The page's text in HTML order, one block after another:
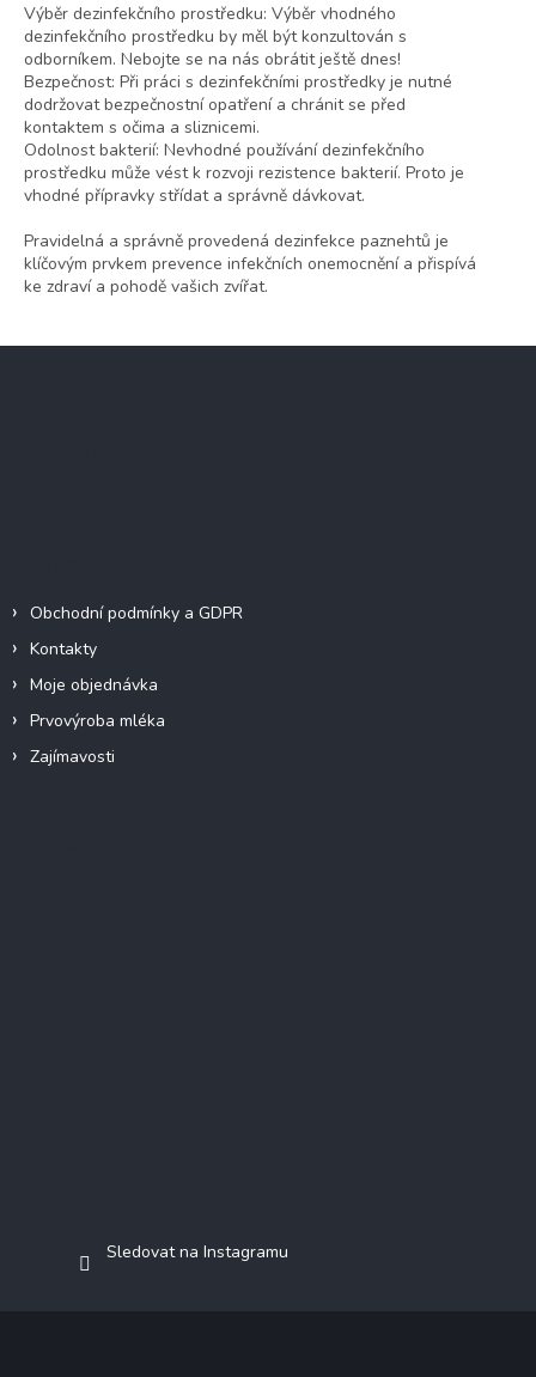
Výběr dezinfekčního prostředku: Výběr vhodného
dezinfekčního prostředku by měl být konzultován s
odborníkem. Nebojte se na nás obrátit ještě dnes!
Bezpečnost: Při práci s dezinfekčními prostředky je nutné
dodržovat bezpečnostní opatření a chránit se před
kontaktem s očima a sliznicemi.
Odolnost bakterií: Nevhodné používání dezinfekčního
prostředku může vést k rozvoji rezistence bakterií. Proto je
vhodné přípravky střídat a správně dávkovat.
Pravidelná a správně provedená dezinfekce paznehtů je
klíčovým prvkem prevence infekčních onemocnění a přispívá
ke zdraví a pohodě vašich zvířat.
Z
Obchodní podmínky a GDPR
Kontakty
Moje objednávka
Prvovýroba mléka
Zajímavosti
Sledovat na Instagramu